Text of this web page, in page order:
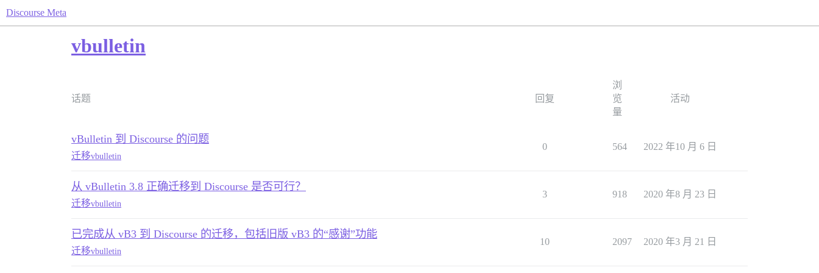
Discourse Meta
vbulletin
话题 回复
浏
览
量
活动
vBulletin 到 Discourse 的问题
迁移vbulletin
0 564 2022 年10 月 6 日
从 vBulletin 3.8 正确迁移到 Discourse 是否可行？
迁移vbulletin
3 918 2020 年8 月 23 日
已完成从 vB3 到 Discourse 的迁移，包括旧版 vB3 的“感谢”功能
迁移vbulletin
10 2097 2020 年3 月 21 日